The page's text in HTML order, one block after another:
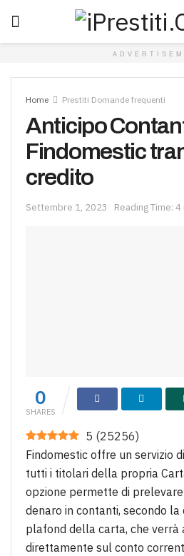
Home Prestiti Domande frequenti
Anticipo
Findomestic
credito
Settembre 1, 2023 Reading Time:
0
SHARES
5 (25256)
Findomestic offre un servizio
tutti i titolari della propria
opzione permette di
denaro in contanti, secondo
plafond della carta, che verrà
direttamente sul conto